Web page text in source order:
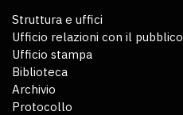
Struttura e uffici
Ufficio relazioni con il pubblico
Ufficio stampa
Biblioteca
Archivio
Protocollo